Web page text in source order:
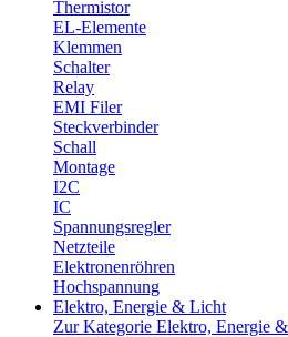
Thermistor
EL-Elemente
Klemmen
Schalter
Relay
EMI Filer
Steckverbinder
Schall
Montage
I2C
IC
Spannungsregler
Netzteile
Elektronenröhren
Hochspannung
Elektro, Energie & Licht
Zur Kategorie Elektro, Energie